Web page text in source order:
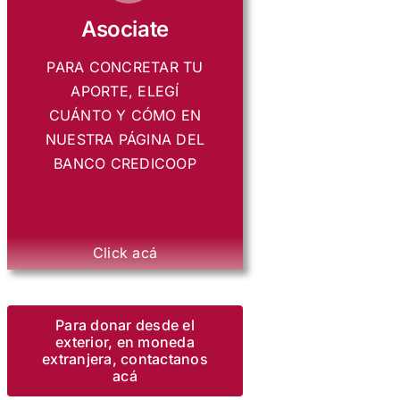
Asociate
PARA CONCRETAR TU
APORTE, ELEGÍ
CUÁNTO Y CÓMO EN
NUESTRA PÁGINA DEL
BANCO CREDICOOP
Click acá
Para donar desde el
exterior, en moneda
extranjera, contactanos
acá